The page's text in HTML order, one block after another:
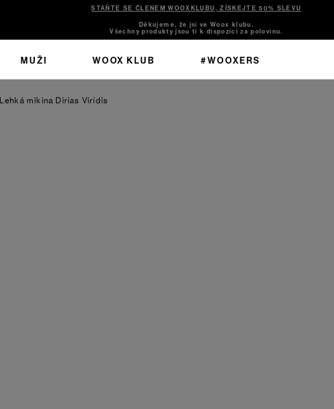
STAŇTE SE ČLENEM WOOXKLUBU, ZÍSKEJTE 50% SLEVU
Děkujeme, že jsi ve Woox klubu.
Všechny produkty jsou ti k dispozici za polovinu.
MUŽI WOOX KLUB #WOOXERS
Lehká mikina Dirias Viridis